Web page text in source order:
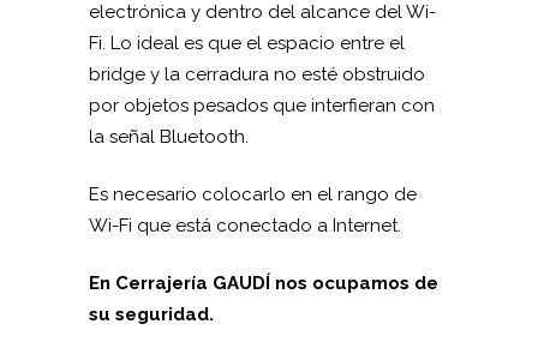
electrónica y dentro del alcance del Wi-
Fi. Lo ideal es que el espacio entre el
bridge y la cerradura no esté obstruido
por objetos pesados que interfieran con
la señal Bluetooth.
Es necesario colocarlo en el rango de
Wi-Fi que está conectado a Internet.
En Cerrajería GAUDÍ nos ocupamos de
su seguridad.